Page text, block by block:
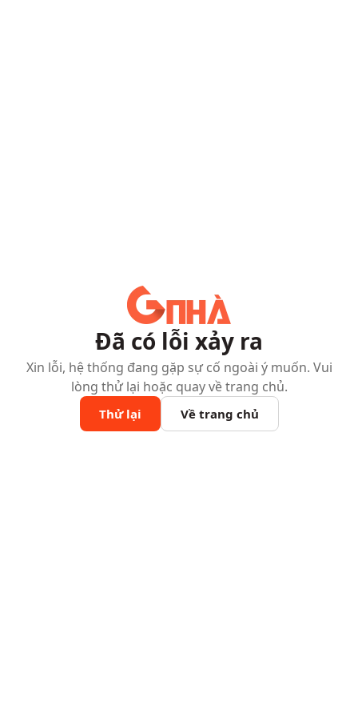
Đã có lỗi xảy ra
Xin lỗi, hệ thống đang gặp sự cố ngoài ý muốn. Vui
lòng thử lại hoặc quay về trang chủ.
Thử lại Về trang chủ